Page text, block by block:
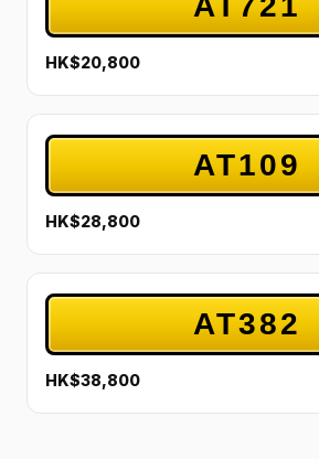
HK$20,800
AT109
HK$28,800
AT382
HK$38,800